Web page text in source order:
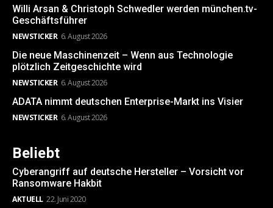
Willi Arsan & Christoph Schwedler werden münchen.tv-
Geschäftsführer
NEWSTICKER 6. August 2026
Die neue Maschinenzeit – Wenn aus Technologie
plötzlich Zeitgeschichte wird
NEWSTICKER 6. August 2026
ADATA nimmt deutschen Enterprise-Markt ins Visier
NEWSTICKER 6. August 2026
Beliebt
Cyberangriff auf deutsche Hersteller – Vorsicht vor
Ransomware Hakbit
AKTUELL 22. Juni 2020